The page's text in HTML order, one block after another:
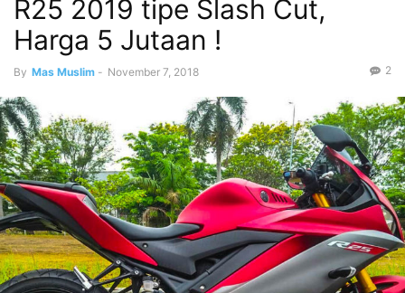
R25 2019 tipe Slash Cut,
Harga 5 Jutaan !
By Mas Muslim - November 7, 2018 2